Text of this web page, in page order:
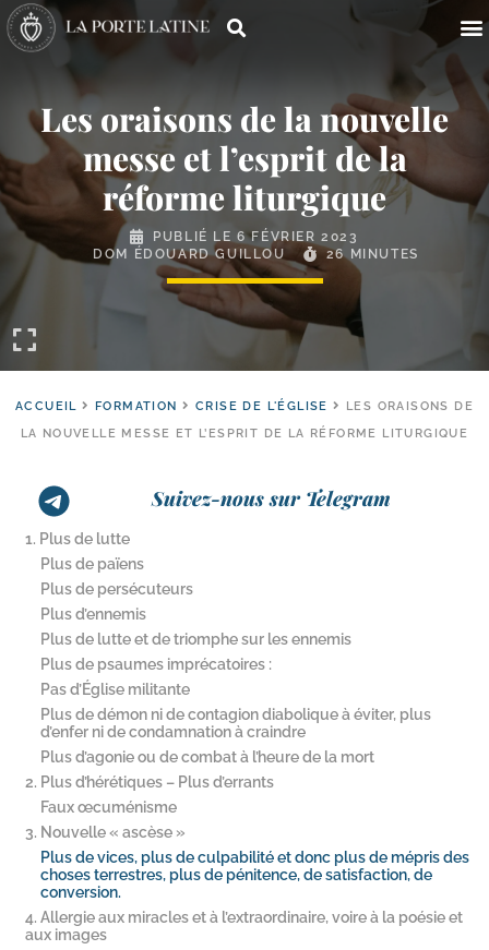
Les oraisons de la nouvelle
messe et l’esprit de la
réforme liturgique
PUBLIÉ LE6 FÉVRIER 2023
DOM ÉDOUARD GUILLOU
26 MINUTES
ACCUEIL FORMATION CRISE DE L'ÉGLISE
LES ORAISONS DE
LA NOUVELLE MESSE ET L’ESPRIT DE LA RÉFORME LITURGIQUE
Suivez-nous sur Telegram
1. Plus de lutte
Plus de païens
Plus de persécuteurs
Plus d’ennemis
Plus de lutte et de triomphe sur les ennemis
Plus de psaumes imprécatoires :
Pas d’Église militante
Plus de démon ni de contagion diabolique à éviter, plus
d’enfer ni de condamnation à craindre
Plus d’agonie ou de combat à l’heure de la mort
2. Plus d’hérétiques – Plus d’errants
Faux œcuménisme
3. Nouvelle « ascèse »
Plus de vices, plus de culpabilité et donc plus de mépris des
choses terrestres, plus de pénitence, de satisfaction, de
conversion.
4. Allergie aux miracles et à l’extraordinaire, voire à la poésie et
aux images